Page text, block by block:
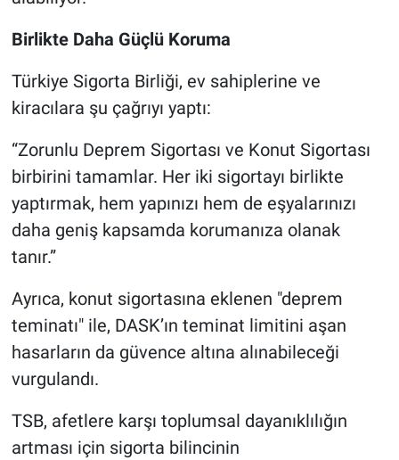
Birlikte Daha Güçlü Koruma
Türkiye Sigorta Birliği, ev sahiplerine ve
kiracılara şu çağrıyı yaptı:
“Zorunlu Deprem Sigortası ve Konut Sigortası
birbirini tamamlar. Her iki sigortayı birlikte
yaptırmak, hem yapınızı hem de eşyalarınızı
daha geniş kapsamda korumanıza olanak
tanır.”
Ayrıca, konut sigortasına eklenen "deprem
teminatı" ile, DASK’ın teminat limitini aşan
hasarların da güvence altına alınabileceği
vurgulandı.
TSB, afetlere karşı toplumsal dayanıklılığın
artması için sigorta bilincinin